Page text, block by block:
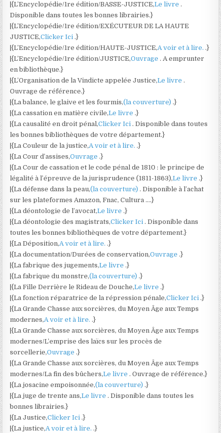
|{L’Encyclopédie/1re édition/BASSE-JUSTICE,Le livre.
Disponible dans toutes les bonnes librairies.}
|{L’Encyclopédie/1re édition/EXÉCUTEUR DE LA HAUTE
JUSTICE,Clicker Ici.}
|{L’Encyclopédie/1re édition/HAUTE-JUSTICE,A voir et à lire..}
|{L’Encyclopédie/1re édition/JUSTICE,Ouvrage. A emprunter
en bibliothèque.}
|{L’Organisation de la Vindicte appelée Justice,Le livre.
Ouvrage de référence.}
|{La balance, le glaive et les fourmis,(la couverture).}
|{La cassation en matière civile,Le livre.}
|{La causalité en droit pénal,Clicker Ici. Disponible dans toutes
les bonnes bibliothèques de votre département.}
|{La Couleur de la justice,A voir et à lire..}
|{La Cour d’assises,Ouvrage.}
|{La Cour de cassation et le code pénal de 1810 : le principe de
légalité à l’épreuve de la jurisprudence (1811-1863),Le livre.}
|{La défense dans la peau,(la couverture). Disponible à l’achat
sur les plateformes Amazon, Fnac, Cultura ….}
|{La déontologie de l’avocat,Le livre.}
|{La déontologie des magistrats,Clicker Ici. Disponible dans
toutes les bonnes bibliothèques de votre département.}
|{La Déposition,A voir et à lire..}
|{La documentation/Durées de conservation,Ouvrage.}
|{La fabrique des jugements,Le livre.}
|{La fabrique du monstre,(la couverture).}
|{La Fille Derrière le Rideau de Douche,Le livre.}
|{La fonction réparatrice de la répression pénale,Clicker Ici.}
|{La Grande Chasse aux sorcières, du Moyen Âge aux Temps
modernes,A voir et à lire..}
|{La Grande Chasse aux sorcières, du Moyen Âge aux Temps
modernes/L’emprise des laïcs sur les procès de
sorcellerie,Ouvrage.}
|{La Grande Chasse aux sorcières, du Moyen Âge aux Temps
modernes/La fin des bûchers,Le livre. Ouvrage de référence.}
|{La josacine empoisonnée,(la couverture).}
|{La juge de trente ans,Le livre. Disponible dans toutes les
bonnes librairies.}
|{La Justice,Clicker Ici.}
|{La justice,A voir et à lire..}